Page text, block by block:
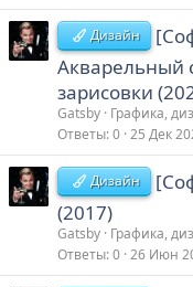
Дизайн
Акварельный
зарисовки
Gatsby Графика,
Ответы 0 25 Дек
Дизайн
(2017)
Gatsby Графика,
Ответы 0 26 Июн